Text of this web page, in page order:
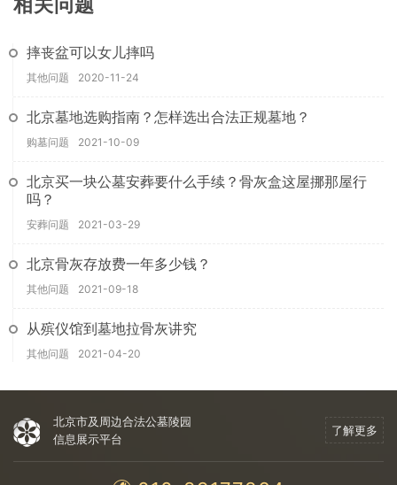
摔丧盆可以女儿摔吗
其他问题 2020-11-24
北京墓地选购指南？怎样选出合法正规墓地？
购墓问题 2021-10-09
北京买一块公墓安葬要什么手续？骨灰盒这屋挪那屋行
吗？
安葬问题 2021-03-29
北京骨灰存放费一年多少钱？
其他问题 2021-09-18
从殡仪馆到墓地拉骨灰讲究
其他问题 2021-04-20
北京市及周边合法公墓陵园
信息展示平台
了解更多